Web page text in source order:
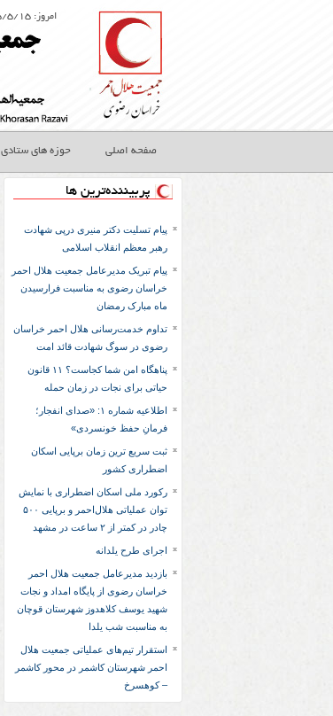
امروز: ۱۴۰۵/۵/۱۵
صفحه اصلی حوزه های ستادی
پربیننده‌ترین ها
پیام تسلیت دکتر منیری درپی شهادت
رهبر معظم انقلاب اسلامی
پیام تبریک مدیرعامل جمعیت هلال احمر
خراسان رضوی به مناسبت فرارسیدن
ماه مبارک رمضان
تداوم خدمت‌رسانی هلال احمر خراسان
رضوی در سوگ شهادت قائد امت
پناهگاه امن شما کجاست؟ ۱۱ قانون
حیاتی برای نجات در زمان حمله
اطلاعیه شماره ۱: «صدای انفجار؛
فرمانِ حفظ خونسردی»
ثبت سریع‌ ترین زمان برپایی اسکان
اضطراری کشور
رکورد ملی اسکان اضطراری با نمایش
توان عملیاتی هلال‌احمر و برپایی ۵۰۰
چادر در کمتر از ۲ ساعت در مشهد
اجرای طرح یلدانه
بازدید مدیرعامل جمعیت هلال احمر
خراسان رضوی از پایگاه امداد و نجات
شهید یوسف کلاهدوز شهرستان قوچان
به مناسبت شب یلدا
استقرار تیم‌های عملیاتی جمعیت هلال
احمر شهرستان کاشمر در محور کاشمر
– کوهسرخ